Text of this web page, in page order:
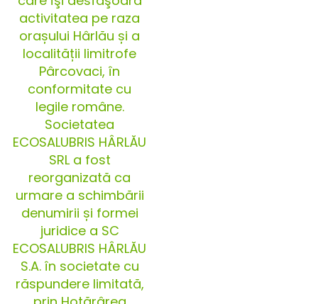
activitatea pe raza
orașului Hârlău și a
localității limitrofe
Pârcovaci, în
conformitate cu
legile române.
Societatea
ECOSALUBRIS HÂRLĂU
SRL a fost
reorganizată ca
urmare a schimbării
denumirii și formei
juridice a SC
ECOSALUBRIS HÂRLĂU
S.A. în societate cu
răspundere limitată,